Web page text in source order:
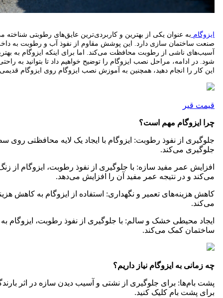
ایزوگام به عنوان یکی از بهترین و کاربردی‌ترین عایق‌های رطوبتی
صنعت ساختمان‌ سازی دارد. این پوشش مقاوم از نفوذ آب و رطوبت به
آسیب‌های ناشی از رطوبت محافظت می‌کند. اما برای اینکه ایزوگام به
شود. در ادامه، مراحل نصب ایزوگام را توضیح خواهیم داد تا بتوانید به
این کار را انجام دهید، همچنین به آموزش نصب ایزوگام روی ایزوگام
قیمت قیر
چرا ایزوگام مهم است؟
جلوگیری از نفوذ رطوبت: ایزوگام با ایجاد یک لایه محافظتی
جلوگیری می‌کند.
افزایش عمر مفید سازه: با جلوگیری از نفوذ رطوبت، ایزوگام از
می‌کند و در نتیجه عمر مفید آن را افزایش می‌دهد.
کاهش هزینه‌های تعمیر و نگهداری: استفاده از ایزوگام به کاهش
می‌کند.
ایجاد محیطی خشک و سالم: با جلوگیری از نفوذ رطوبت، ایزوگام
ساختمان کمک می‌کند.
چه زمانی به ایزوگام نیاز داریم؟
پشت بام‌ها: برای جلوگیری از نشتی و آسیب دیدن سازه در اثر
برای پشت بام کلیک کنید.